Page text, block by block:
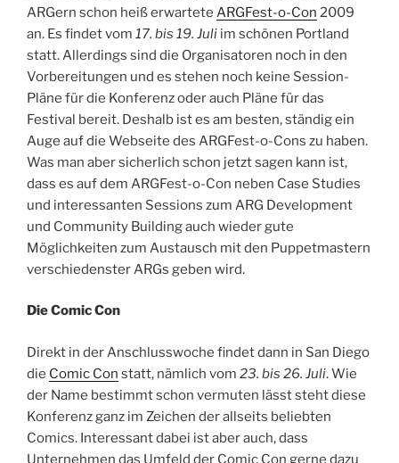
ARGern schon heiß erwartete ARGFest-o-Con 2009
an. Es findet vom 17. bis 19. Juli im schönen Portland
statt. Allerdings sind die Organisatoren noch in den
Vorbereitungen und es stehen noch keine Session-
Pläne für die Konferenz oder auch Pläne für das
Festival bereit. Deshalb ist es am besten, ständig ein
Auge auf die Webseite des ARGFest-o-Cons zu haben.
Was man aber sicherlich schon jetzt sagen kann ist,
dass es auf dem ARGFest-o-Con neben Case Studies
und interessanten Sessions zum ARG Development
und Community Building auch wieder gute
Möglichkeiten zum Austausch mit den Puppetmastern
verschiedenster ARGs geben wird.
Die Comic Con
Direkt in der Anschlusswoche findet dann in San Diego
die Comic Con statt, nämlich vom 23. bis 26. Juli. Wie
der Name bestimmt schon vermuten lässt steht diese
Konferenz ganz im Zeichen der allseits beliebten
Comics. Interessant dabei ist aber auch, dass
Unternehmen das Umfeld der Comic Con gerne dazu